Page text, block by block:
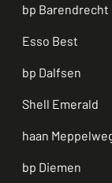
bp Barendrecht
Esso Best
bp Dalfsen
Shell Emerald
haan
bp Diemen